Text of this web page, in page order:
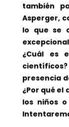
también
Asperger,
lo que se
¿Cuál es
presencia
¿Por qué
los niños